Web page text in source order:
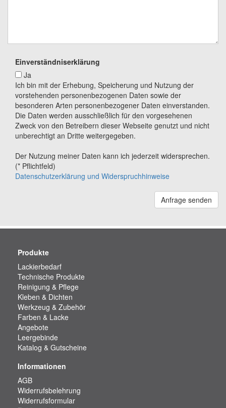
Einverständniserklärung
Ja
Ich bin mit der Erhebung, Speicherung und Nutzung der
vorstehenden personenbezogenen Daten sowie der
besonderen Arten personenbezogener Daten einverstanden.
Die Daten werden ausschließlich für den vorgesehenen
Zweck von den Betreibern dieser Webseite genutzt und nicht
unberechtigt an Dritte weitergegeben.
Der Nutzung meiner Daten kann ich jederzeit widersprechen.
(* Pflichtfeld)
Datenschutzerklärung und Widerspruchhinweise
Anfrage senden
Produkte
Lackierbedarf
Technische Produkte
Reinigung & Pflege
Kleben & Dichten
Werkzeug & Zubehör
Farben & Lacke
Angebote
Leergebinde
Katalog & Gutscheine
Informationen
AGB
Widerrufsbelehrung
Widerrufsformular